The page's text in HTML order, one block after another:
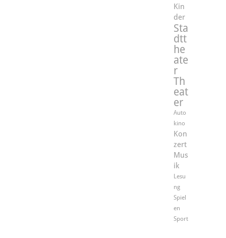
Kin
der
Sta
dtt
he
ate
r
Th
eat
er
Auto
kino
Kon
zert
Mus
ik
Lesu
ng
Spiel
en
Sport